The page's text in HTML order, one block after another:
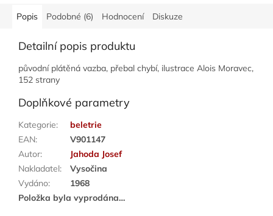
Popis Podobné (6) Hodnocení Diskuze
Detailní popis produktu
původní plátěná vazba, přebal chybí, ilustrace Alois Moravec,
152 strany
Doplňkové parametry
Kategorie:
beletrie
EAN:
V901147
Autor:
Jahoda Josef
Nakladatel:
Vysočina
Vydáno:
1968
Položka byla vyprodána…